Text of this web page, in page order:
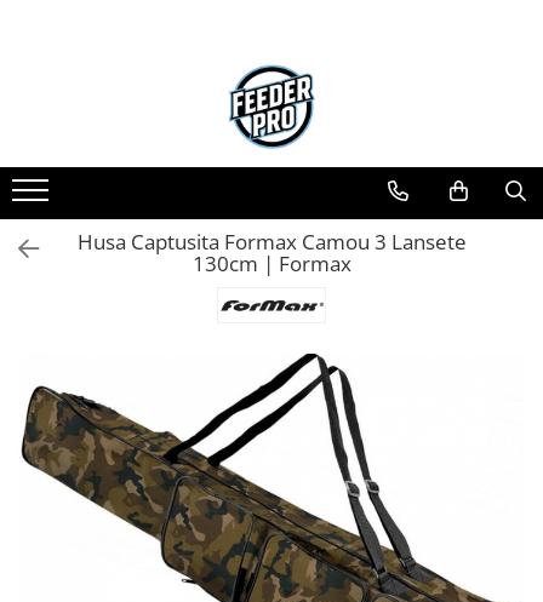
Mulinete
Accesorii Diverse
Mincioguri si Juvelnice
Scaune si Accesorii
Fire
Nade si Momeli
Accesorii Monturi
Husa Captusita Formax Camou 3 Lansete
130cm | Formax